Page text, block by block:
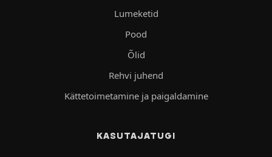
Lumeketid
Pood
Õlid
Rehvi juhend
Kättetoimetamine ja paigaldamine
KASUTAJATUGI